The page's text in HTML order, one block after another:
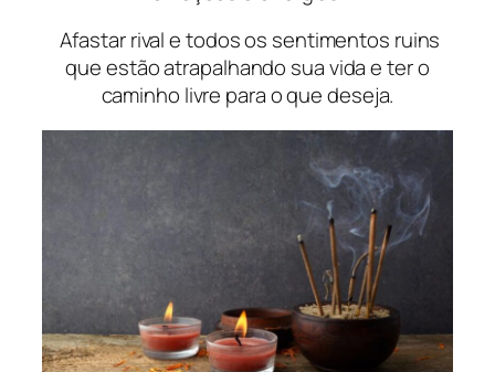
Afastar rival e todos os sentimentos ruins
que estão atrapalhando sua vida e ter o
caminho livre para o que deseja.